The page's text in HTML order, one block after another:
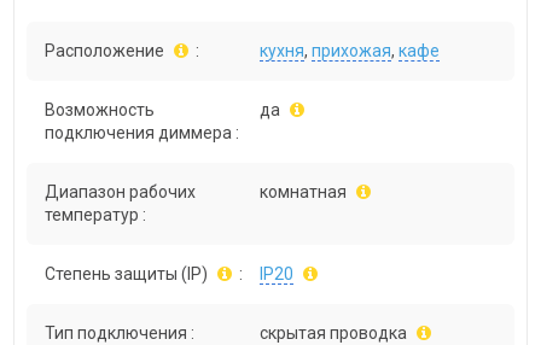
Расположение : кухня,прихожая,кафе
Возможность
подключения диммера :
да
Диапазон рабочих
температур :
комнатная
Степень защиты (IP) : IP20
Тип подключения : скрытая проводка